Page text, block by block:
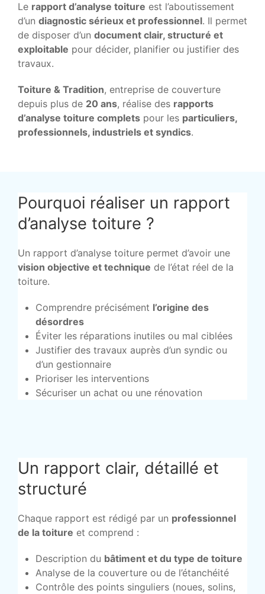
Le rapport d’analyse toiture est l’aboutissement
d’un diagnostic sérieux et professionnel. Il permet
de disposer d’un document clair, structuré et
exploitable pour décider, planifier ou justifier des
travaux.
Toiture & Tradition, entreprise de couverture
depuis plus de 20 ans, réalise des rapports
d’analyse toiture complets pour les particuliers,
professionnels, industriels et syndics.
Pourquoi réaliser un rapport
d’analyse toiture ?
Un rapport d’analyse toiture permet d’avoir une
vision objective et technique de l’état réel de la
toiture.
Comprendre précisément l’origine des
désordres
Éviter les réparations inutiles ou mal ciblées
Justifier des travaux auprès d’un syndic ou
d’un gestionnaire
Prioriser les interventions
Sécuriser un achat ou une rénovation
Un rapport clair, détaillé et
structuré
Chaque rapport est rédigé par un professionnel
de la toiture et comprend :
Description du bâtiment et du type de toiture
Analyse de la couverture ou de l’étanchéité
Contrôle des points singuliers (noues, solins,